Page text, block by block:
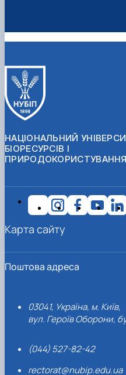
НАЦІОНАЛЬНИЙ
БІОРЕСУРСІВ І
ПРИРОДОКОРИСТУВАННЯ
Поштова адреса
03041, Україна, м. Київ,
вул. Героїв Оборони,
(044) 527-82-42
rectorat@nubip.edu.ua
Карта сайту